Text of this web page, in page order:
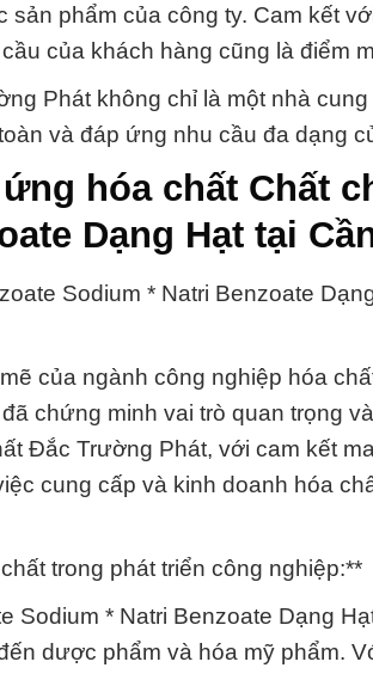
sản phẩm của công ty. Cam kết
của khách hàng cũng là điểm
Phát không chỉ là một nhà
và đáp ứng nhu cầu đa dạng
hóa chất Chất
Dạng Hạt tại
Sodium * Natri Benzoate
của ngành công nghiệp hóa
chứng minh vai trò quan trọng
Đắc Trường Phát, với cam kết
cung cấp và kinh doanh hóa
trong phát triển công nghiệp:**
Sodium * Natri Benzoate Dạng
dược phẩm và hóa mỹ phẩm.